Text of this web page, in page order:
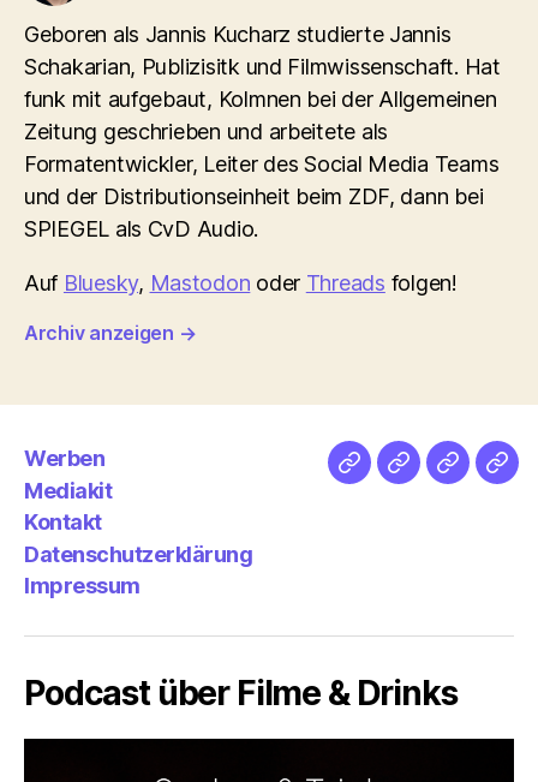
Geboren als Jannis Kucharz studierte Jannis
Schakarian, Publizisitk und Filmwissenschaft. Hat
funk mit aufgebaut, Kolmnen bei der Allgemeinen
Zeitung geschrieben und arbeitete als
Formatentwickler, Leiter des Social Media Teams
und der Distributionseinheit beim ZDF, dann bei
SPIEGEL als CvD Audio.
Auf Bluesky, Mastodon oder Threads folgen!
Archiv anzeigen →
Werben
Mediakit
Kontakt
Datenschutzerklärung
Impressum
NetzMedien
Podcast über Filme & Drinks